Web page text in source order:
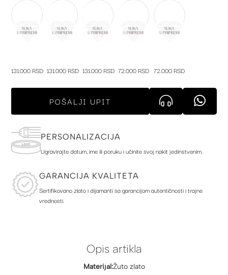
131.000 RSD 131.000 RSD 131.000 RSD 72.000 RSD 72.000 RSD
POŠALJI UPIT
PERSONALIZACIJA
Ugravirajte datum, ime ili poruku i učinite svoj nakit jedinstvenim.
GARANCIJA KVALITETA
Sertifikovano zlato i dijamanti sa garancijom autentičnosti i trajne
vrednosti.
Opis artikla
Materijal:Žuto zlato